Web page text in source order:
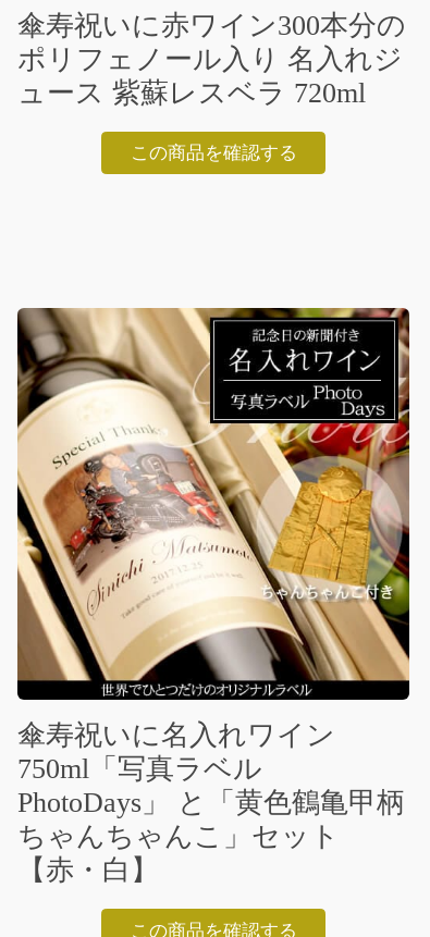
傘寿祝いに赤ワイン300本分の
ポリフェノール入り 名入れジ
ュース 紫蘇レスベラ 720ml
この商品を確認する
傘寿祝いに名入れワイン
750ml「写真ラベル
PhotoDays」 と「黄色鶴亀甲柄
ちゃんちゃんこ」セット
【赤・白】
この商品を確認する